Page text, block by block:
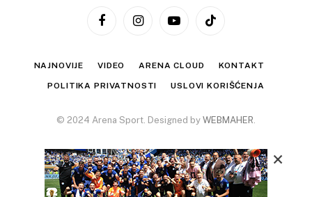
FacebookInstagramYouTubeTikTok
NAJNOVIJE VIDEO ARENA CLOUD KONTAKT
POLITIKA PRIVATNOSTI USLOVI KORIŠĆENJA
© 2024 Arena Sport. Designed by WEBMAHER
×